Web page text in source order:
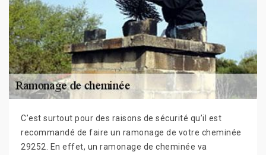
C’est surtout pour des raisons de sécurité qu’il est
recommandé de faire un ramonage de votre cheminée
29252. En effet, un ramonage de cheminée va